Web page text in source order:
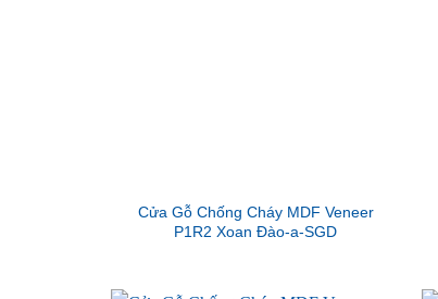
Cửa Gỗ Chống Cháy MDF Veneer
P1R2 Xoan Đào-a-SGD